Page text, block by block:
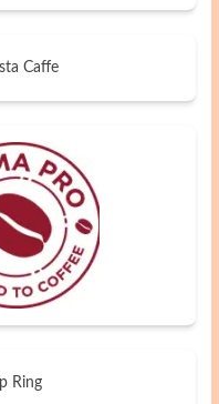
Caffe
Ring